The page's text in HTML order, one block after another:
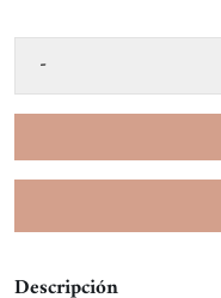
-
Descripción